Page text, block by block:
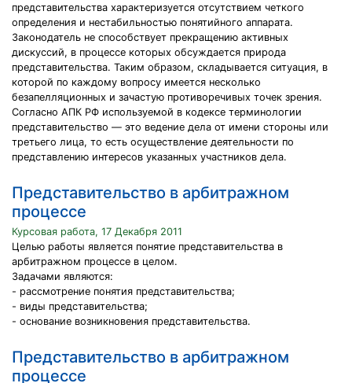
представительства характеризуется отсутствием четкого
определения и нестабильностью понятийного аппарата.
Законодатель не способствует прекращению активных
дискуссий, в процессе которых обсуждается природа
представительства. Таким образом, складывается ситуация, в
которой по каждому вопросу имеется несколько
безапелляционных и зачастую противоречивых точек зрения.
Согласно АПК РФ используемой в кодексе терминологии
представительство — это ведение дела от имени стороны или
третьего лица, то есть осуществление деятельности по
представлению интересов указанных участников дела.
Представительство в арбитражном
процессе
Курсовая работа, 17 Декабря 2011
Целью работы является понятие представительства в
арбитражном процессе в целом.
Задачами являются:
- рассмотрение понятия представительства;
- виды представительства;
- основание возникновения представительства.
Представительство в арбитражном
процессе